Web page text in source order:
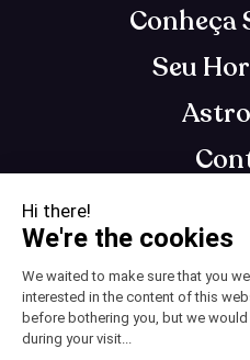
App de astrologia que
Conheça
Seu